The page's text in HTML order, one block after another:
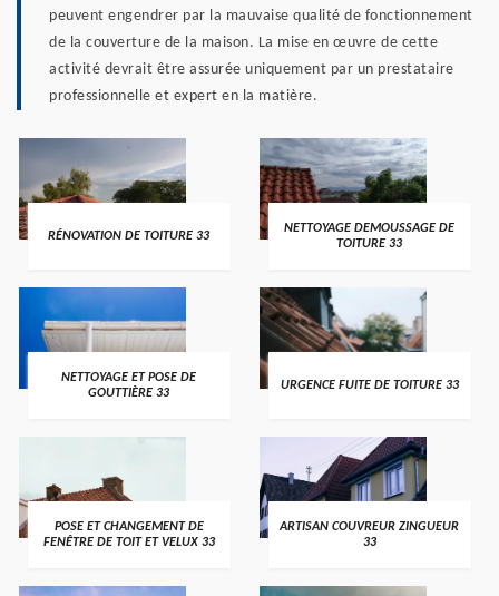
peuvent engendrer par la mauvaise qualité de fonctionnement
de la couverture de la maison. La mise en œuvre de cette
activité devrait être assurée uniquement par un prestataire
professionnelle et expert en la matière.
RÉNOVATION DE TOITURE 33
NETTOYAGE DEMOUSSAGE DE
TOITURE 33
NETTOYAGE ET POSE DE
GOUTTIÈRE 33
URGENCE FUITE DE TOITURE 33
POSE ET CHANGEMENT DE
FENÊTRE DE TOIT ET VELUX 33
ARTISAN COUVREUR ZINGUEUR
33